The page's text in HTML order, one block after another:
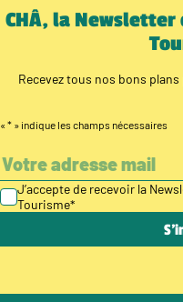
CHÂ, la Newsletter
Recevez tous nos bons
« * » indique les champs nécessaires
J’accepte de recevoir la
Tourisme*